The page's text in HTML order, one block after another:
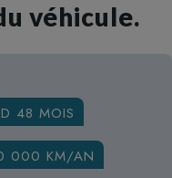
véhicule.
48 MOIS
000 KM/AN